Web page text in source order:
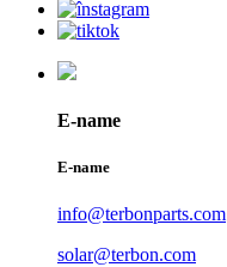
E-name
E-name
info@terbonparts.com
solar@terbon.com